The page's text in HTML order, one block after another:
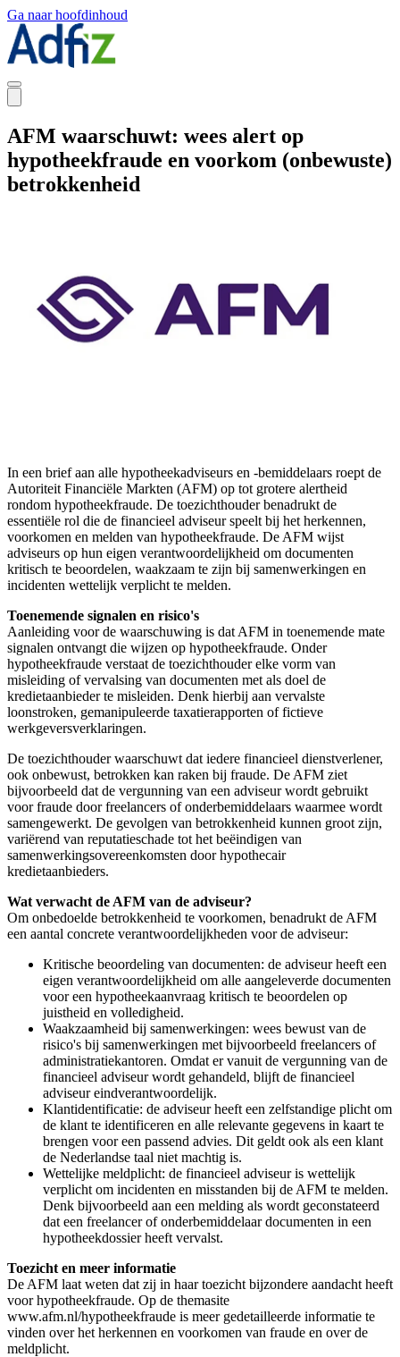
Ga naar hoofdinhoud
AFM waarschuwt: wees alert op
hypotheekfraude en voorkom (onbewuste)
betrokkenheid
In een brief aan alle hypotheekadviseurs en -bemiddelaars roept de
Autoriteit Financiële Markten (AFM) op tot grotere alertheid
rondom hypotheekfraude. De toezichthouder benadrukt de
essentiële rol die de financieel adviseur speelt bij het herkennen,
voorkomen en melden van hypotheekfraude. De AFM wijst
adviseurs op hun eigen verantwoordelijkheid om documenten
kritisch te beoordelen, waakzaam te zijn bij samenwerkingen en
incidenten wettelijk verplicht te melden.
Toenemende signalen en risico's
Aanleiding voor de waarschuwing is dat AFM in toenemende mate
signalen ontvangt die wijzen op hypotheekfraude. Onder
hypotheekfraude verstaat de toezichthouder elke vorm van
misleiding of vervalsing van documenten met als doel de
kredietaanbieder te misleiden. Denk hierbij aan vervalste
loonstroken, gemanipuleerde taxatierapporten of fictieve
werkgeversverklaringen.
De toezichthouder waarschuwt dat iedere financieel dienstverlener,
ook onbewust, betrokken kan raken bij fraude. De AFM ziet
bijvoorbeeld dat de vergunning van een adviseur wordt gebruikt
voor fraude door freelancers of onderbemiddelaars waarmee wordt
samengewerkt. De gevolgen van betrokkenheid kunnen groot zijn,
variërend van reputatieschade tot het beëindigen van
samenwerkingsovereenkomsten door hypothecair
kredietaanbieders.
Wat verwacht de AFM van de adviseur?
Om onbedoelde betrokkenheid te voorkomen, benadrukt de AFM
een aantal concrete verantwoordelijkheden voor de adviseur:
Kritische beoordeling van documenten: de adviseur heeft een
eigen verantwoordelijkheid om alle aangeleverde documenten
voor een hypotheekaanvraag kritisch te beoordelen op
juistheid en volledigheid.
Waakzaamheid bij samenwerkingen: wees bewust van de
risico's bij samenwerkingen met bijvoorbeeld freelancers of
administratiekantoren. Omdat er vanuit de vergunning van de
financieel adviseur wordt gehandeld, blijft de financieel
adviseur eindverantwoordelijk.
Klantidentificatie: de adviseur heeft een zelfstandige plicht om
de klant te identificeren en alle relevante gegevens in kaart te
brengen voor een passend advies. Dit geldt ook als een klant
de Nederlandse taal niet machtig is.
Wettelijke meldplicht: de financieel adviseur is wettelijk
verplicht om incidenten en misstanden bij de AFM te melden.
Denk bijvoorbeeld aan een melding als wordt geconstateerd
dat een freelancer of onderbemiddelaar documenten in een
hypotheekdossier heeft vervalst.
Toezicht en meer informatie
De AFM laat weten dat zij in haar toezicht bijzondere aandacht heeft
voor hypotheekfraude. Op de themasite
www.afm.nl/hypotheekfraude is meer gedetailleerde informatie te
vinden over het herkennen en voorkomen van fraude en over de
meldplicht.